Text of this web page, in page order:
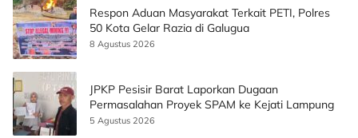
Respon Aduan Masyarakat Terkait PETI, Polres
50 Kota Gelar Razia di Galugua
8 Agustus 2026
JPKP Pesisir Barat Laporkan Dugaan
Permasalahan Proyek SPAM ke Kejati Lampung
5 Agustus 2026